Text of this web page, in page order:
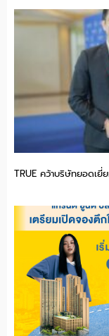
TRUE คว้าบริษัทยอดเยี่